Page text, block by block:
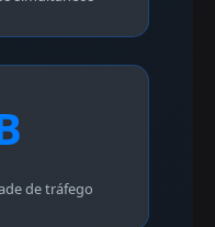
de tráfego